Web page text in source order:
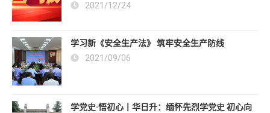
2021/12/24
学习新《安全生产法》 筑牢安全生产防线
2021/09/06
学党史·悟初心丨华日升：缅怀先烈学党史 初心向